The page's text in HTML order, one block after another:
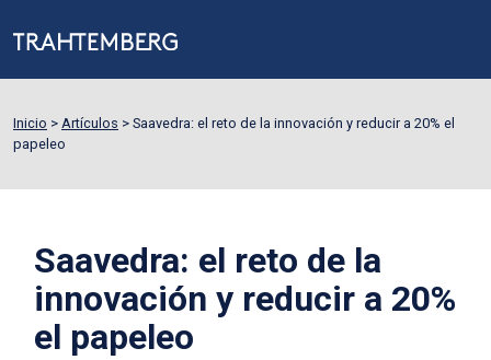
Inicio > Artículos > Saavedra: el reto de la innovación y reducir a 20% el
papeleo
Saavedra: el reto de la
innovación y reducir a 20%
el papeleo